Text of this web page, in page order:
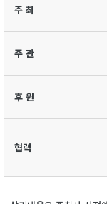
주 최
주 관
후 원
협력